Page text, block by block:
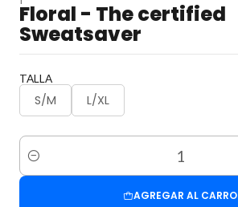
Floral - The certified
Sweatsaver
TALLA
S/M L/XL
Cantidad
AGREGAR AL CARRO